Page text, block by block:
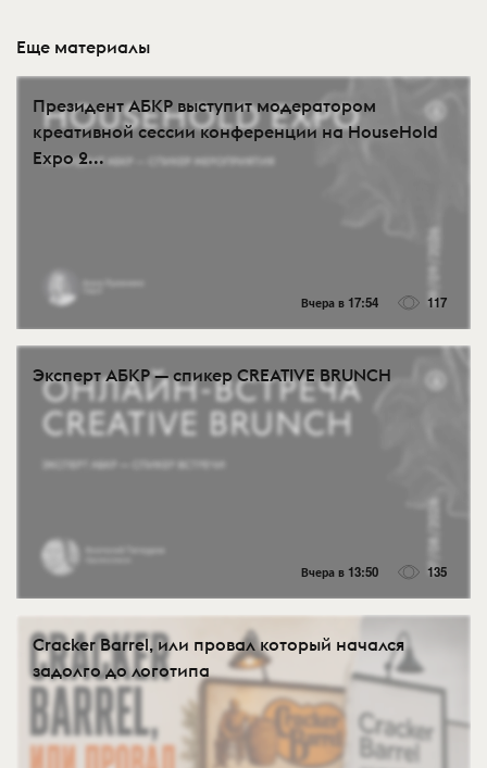
Еще материалы
Президент АБКР выступит модератором
креативной сессии конференции на HouseHold
Expo 2...
Вчера в 17:54 117
Эксперт АБКР — спикер CREATIVE BRUNCH
Вчера в 13:50 135
Cracker Barrel, или провал который начался
задолго до логотипа